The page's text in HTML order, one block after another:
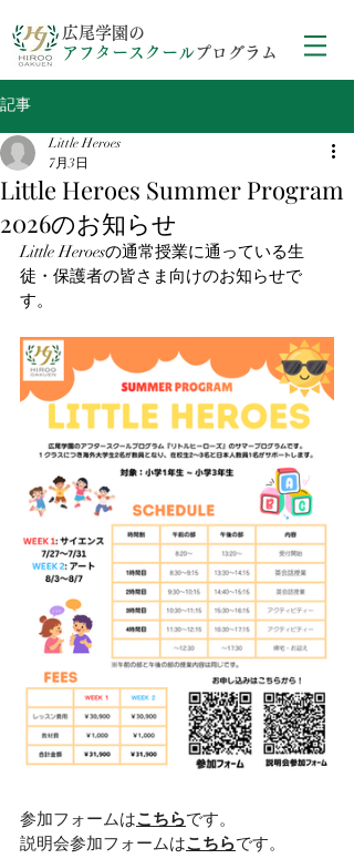
広尾学園の
アフタースクールプログラム
記事
Little Heroes Summer Program
2026のお知らせ
Little Heroes
7月3日
Little Heroesの通常授業に通っている生
徒・保護者の皆さま向けのお知らせで
す。
参加フォームはこちらです。
説明会参加フォームはこちらです。